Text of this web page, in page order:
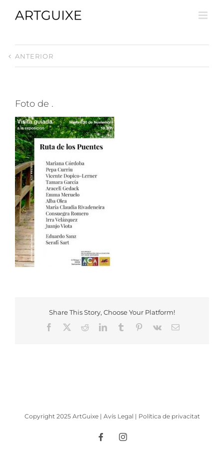
ANTERIOR
Foto de .
Share This Story, Choose Your Platform!
Facebook
RedditLinkedInTumblr Pinterest
Vk Email:
Copyright 2025 ArtGuixe | Avís Legal | Política de privacitat
FacebookInstagram